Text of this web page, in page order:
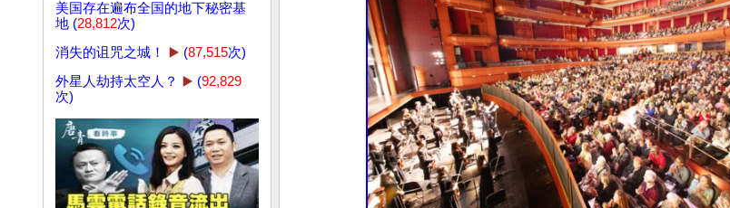
美国存在遍布全国的地下秘密基
地 (28,812次)
消失的诅咒之城！
▶️ (87,515次)
外星人劫持太空人？
▶️ (92,829
次)